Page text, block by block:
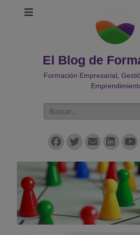
El Blog de
Formación Empresarial,
Buscar:
Facebook
Twitter
Correo